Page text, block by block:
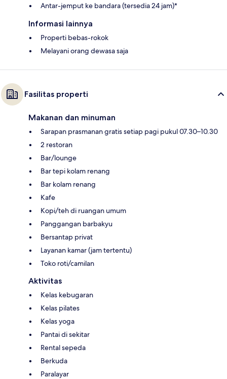
Antar-jemput ke bandara (tersedia 24 jam)*
Informasi lainnya
Properti bebas-rokok
Melayani orang dewasa saja
Fasilitas properti
Makanan dan minuman
Sarapan prasmanan gratis setiap pagi pukul 07.30–10.30
2 restoran
Bar/lounge
Bar tepi kolam renang
Bar kolam renang
Kafe
Kopi/teh di ruangan umum
Panggangan barbakyu
Bersantap privat
Layanan kamar (jam tertentu)
Toko roti/camilan
Aktivitas
Kelas kebugaran
Kelas pilates
Kelas yoga
Pantai di sekitar
Rental sepeda
Berkuda
Paralayar